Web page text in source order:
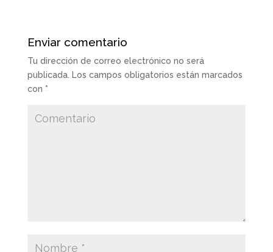
Enviar comentario
Tu dirección de correo electrónico no será
publicada. Los campos obligatorios están marcados
con *